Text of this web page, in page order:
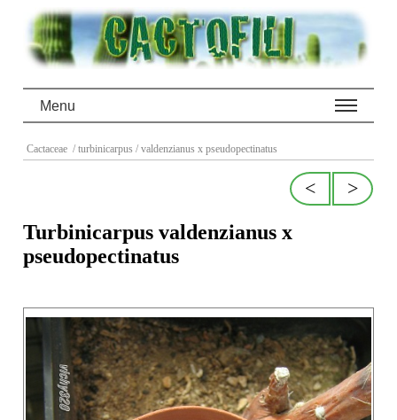
Menu
Cactaceae / turbinicarpus / valdenzianus x pseudopectinatus
>
<
Turbinicarpus valdenzianus x
pseudopectinatus